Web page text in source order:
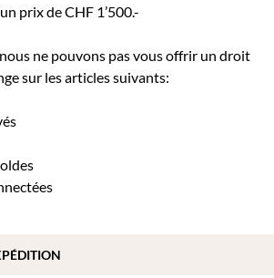
prix de CHF 1’500.-
ne pouvons pas vous offrir un droit
sur les articles suivants: